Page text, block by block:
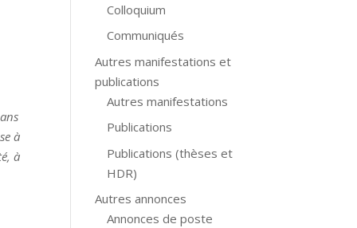
à
à
Colloquium
Communiqués
Autres manifestations et
publications
Autres manifestations
Publications
Publications (thèses et
HDR)
Autres annonces
Annonces de poste